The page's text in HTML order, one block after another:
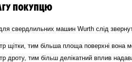
ПОКУПЦЮ
свердлильних машин Wurth слід
щітки, тим більша площа поверхні вона
дроту, тим більш делікатний вплив